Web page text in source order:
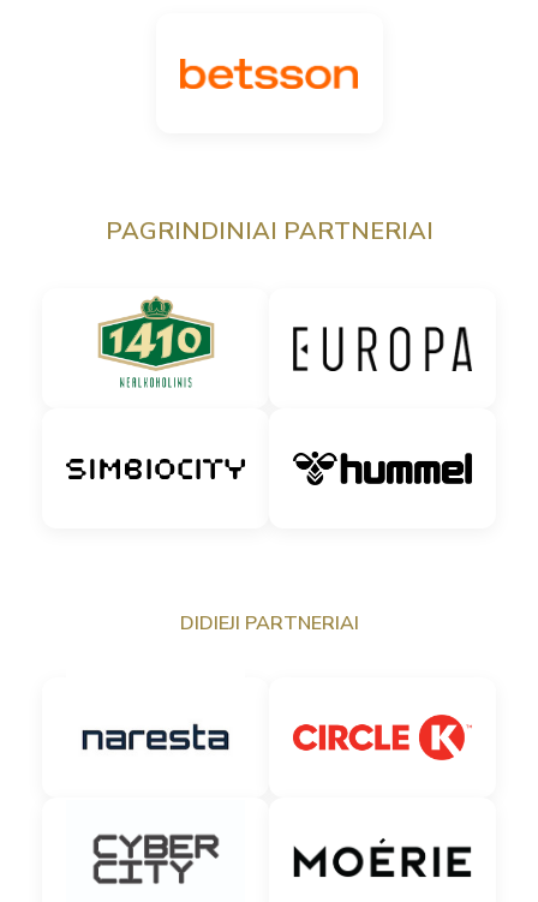
PAGRINDINIAI PARTNERIAI
DIDIEJI PARTNERIAI